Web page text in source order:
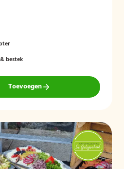
bestek
Toevoegen